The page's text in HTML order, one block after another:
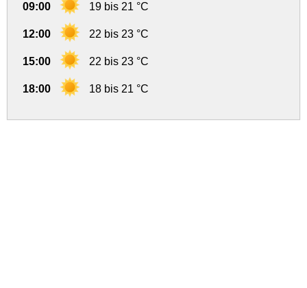
09:00 19 bis 21 °C
12:00 22 bis 23 °C
15:00 22 bis 23 °C
18:00 18 bis 21 °C